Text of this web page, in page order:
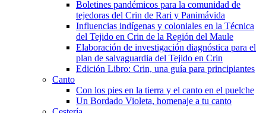
Boletines pandémicos para la comunidad de
tejedoras del Crin de Rari y Panimávida
Influencias indígenas y coloniales en la Técnica
del Tejido en Crin de la Región del Maule
Elaboración de investigación diagnóstica para el
plan de salvaguardia del Tejido en Crin
Edición Libro: Crin, una guía para principiantes
Canto
Con los pies en la tierra y el canto en el puelche
Un Bordado Violeta, homenaje a tu canto